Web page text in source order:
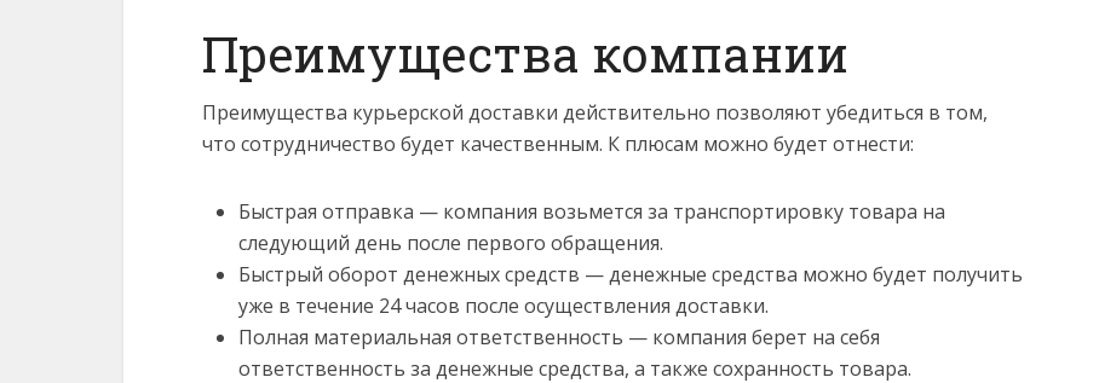
Преимущества компании
Преимущества курьерской доставки действительно позволяют убедиться в том,
что сотрудничество будет качественным. К плюсам можно будет отнести:
Быстрая отправка — компания возьмется за транспортировку товара на
следующий день после первого обращения.
Быстрый оборот денежных средств — денежные средства можно будет получить
уже в течение 24 часов после осуществления доставки.
Полная материальная ответственность — компания берет на себя
ответственность за денежные средства, а также сохранность товара.